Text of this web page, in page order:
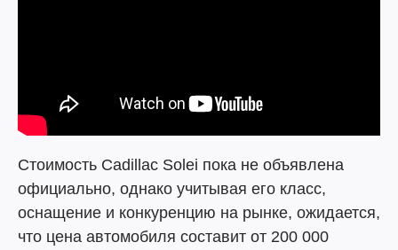
Стоимость Cadillac Solei пока не объявлена
официально, однако учитывая его класс,
оснащение и конкуренцию на рынке, ожидается,
что цена автомобиля составит от 200 000